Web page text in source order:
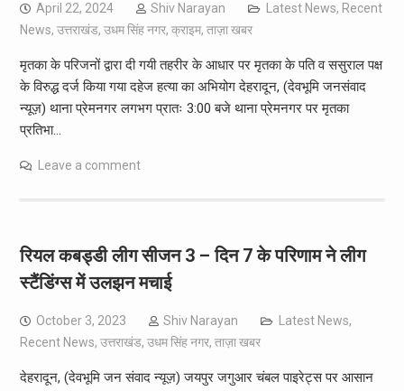
April 22, 2024 Shiv Narayan Latest News, Recent
News, उत्तराखंड, उधम सिंह नगर, क्राइम, ताज़ा खबर
मृतका के परिजनों द्वारा दी गयी तहरीर के आधार पर मृतका के पति व ससुराल पक्ष
के विरुद्ध दर्ज किया गया दहेज हत्या का अभियोग देहरादून, (देवभूमि जनसंवाद
न्यूज़) थाना प्रेमनगर लगभग प्रातः 3:00 बजे थाना प्रेमनगर पर मृतका
प्रतिभा…
Leave a comment
रियल कबड्डी लीग सीजन 3 – दिन 7 के परिणाम ने लीग
स्टैंडिंग्स में उलझन मचाई
October 3, 2023 Shiv Narayan Latest News,
Recent News, उत्तराखंड, उधम सिंह नगर, ताज़ा खबर
देहरादून, (देवभूमि जन संवाद न्यूज़) जयपुर जगुआर चंबल पाइरेट्स पर आसान